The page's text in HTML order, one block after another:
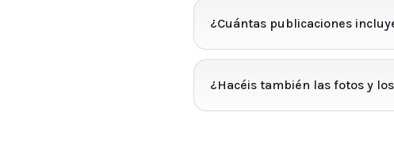
¿Cuántas publicaciones
¿Hacéis también las fotos y